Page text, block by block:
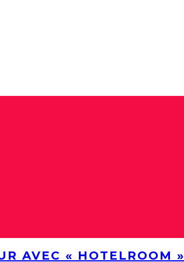
AVEC « HOTELROOM »